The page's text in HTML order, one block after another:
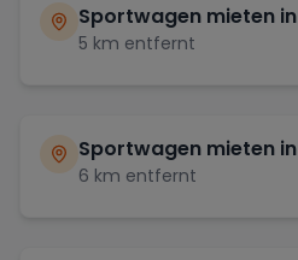
Sportwagen mieten in
5 km entfernt
Sportwagen mieten in
6 km entfernt